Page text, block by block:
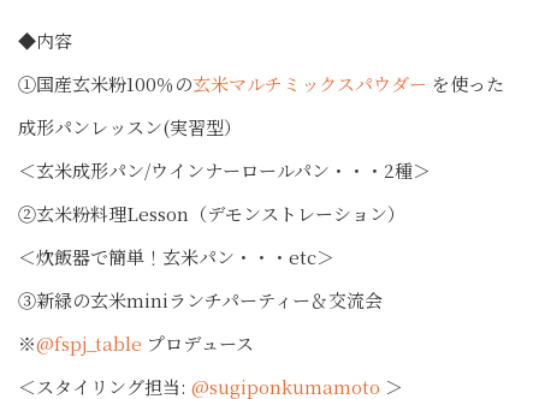
◆内容
①国産玄米粉100％の玄米マルチミックスパウダー を使った
成形パンレッスン(実習型）
＜玄米成形パン/ウインナーロールパン・・・2種＞
②玄米粉料理Lesson（デモンストレーション）
＜炊飯器で簡単！玄米パン・・・etc＞
③新緑の玄米miniランチパーティー＆交流会
※@fspj_table プロデュース
＜スタイリング担当:@sugiponkumamoto ＞